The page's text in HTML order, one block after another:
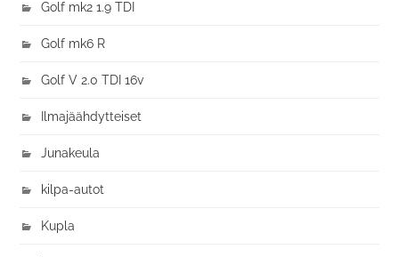
Golf mk2 1.9 TDI
Golf mk6 R
Golf V 2.0 TDI 16v
Ilmajäähdytteiset
Junakeula
kilpa-autot
Kupla